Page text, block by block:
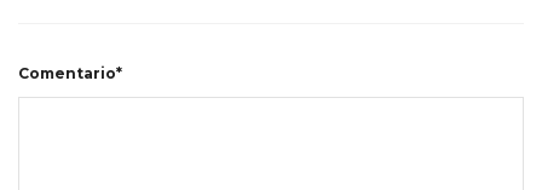
Comentario*